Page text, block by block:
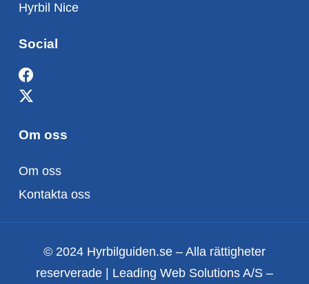
Hyrbil Nice
Social
Om oss
Om oss
Kontakta oss
© 2024 Hyrbilguiden.se – Alla rättigheter
reserverade | Leading Web Solutions A/S –